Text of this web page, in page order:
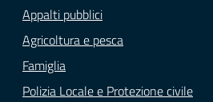
Appalti pubblici
Agricoltura e pesca
Famiglia
Polizia Locale e Protezione civile